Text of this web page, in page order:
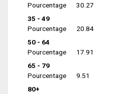
Pourcentage
30.27
35 - 49
Pourcentage
20.84
50 - 64
Pourcentage
17.91
65 - 79
Pourcentage
9.51
80+